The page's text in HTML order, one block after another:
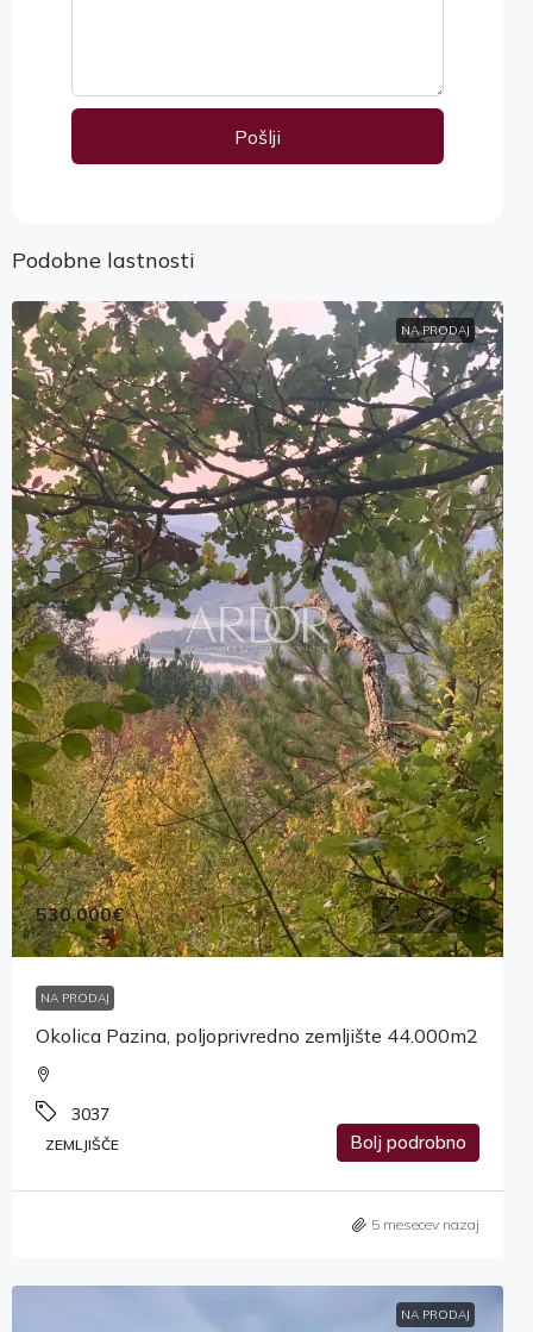
Pošlji
Podobne lastnosti
NA PRODAJ
530,000€
NA PRODAJ
Okolica Pazina, poljoprivredno zemljište 44.000m2
3037
ZEMLJIŠČE Bolj podrobno
5 mesecev nazaj
NA PRODAJ